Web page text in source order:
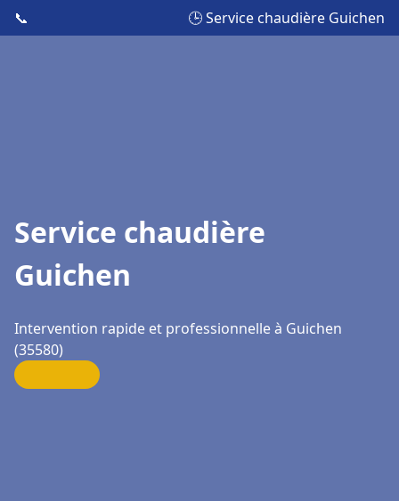
📞 🕒 Service chaudière Guichen
Service chaudière
Guichen
Intervention rapide et professionnelle à Guichen
(35580)